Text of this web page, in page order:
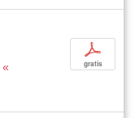
«
p
gratis